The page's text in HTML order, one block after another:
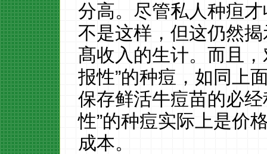
分高。尽管私人种疸
不是这样，但这仍然
髙收入的生计。而且，
报性”的种痘，如同上
保存鲜活牛痘苗的必经
性”的种痘实际上是价
成本。